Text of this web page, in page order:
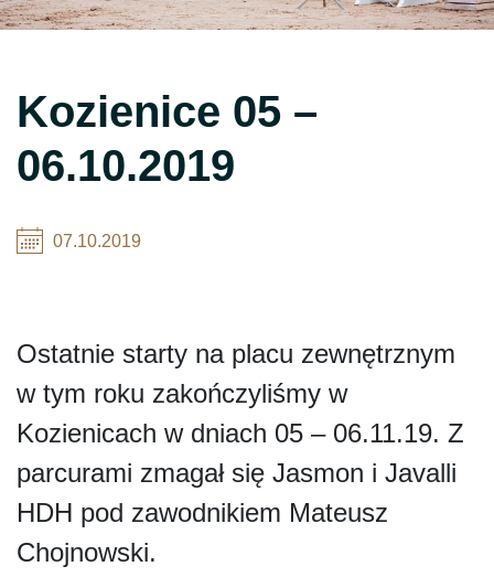
Kozienice 05 –
06.10.2019
07.10.2019
Ostatnie starty na placu zewnętrznym
w tym roku zakończyliśmy w
Kozienicach w dniach 05 – 06.11.19. Z
parcurami zmagał się Jasmon i Javalli
HDH pod zawodnikiem Mateusz
Chojnowski.